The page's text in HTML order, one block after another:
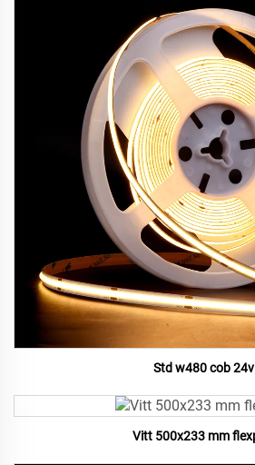
Std w480 cob 24v
Vitt 500x233 mm